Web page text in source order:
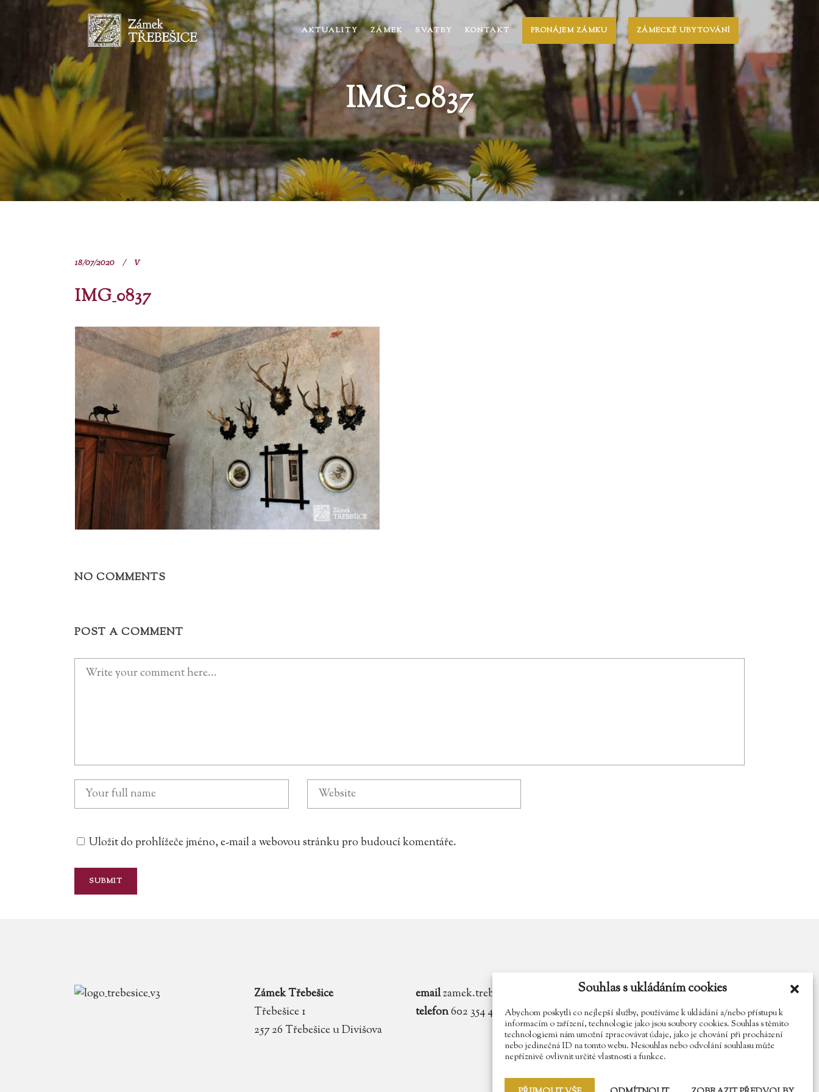
Souhlas s ukládáním cookies
Abychom poskytli co nejlepší služby, používáme k ukládání a/nebo přístupu k
informacím o zařízení, technologie jako jsou soubory cookies. Souhlas s těmito
technologiemi nám umožní zpracovávat údaje, jako je chování při procházení
nebo jedinečná ID na tomto webu. Nesouhlas nebo odvolání souhlasu může
nepříznivě ovlivnit určité vlastnosti a funkce.
AKTUALITY ZÁMEK SVATBY KONTAKT PRONÁJEM ZÁMKU ZÁMECKÉ UBYTOVÁNÍ
IMG_0837
18/07/2020 V
IMG_0837
NO COMMENTS
POST A COMMENT
Uložit do prohlížeče jméno, e-mail a webovou stránku pro budoucí komentáře.
Zámek Třebešice
Třebešice 1
257 26 Třebešice u Divišova
emailzamek.trebesice@volny.cz
telefon602 354 467
Najdete nás na Facebooku
Sledujte náš Instagram